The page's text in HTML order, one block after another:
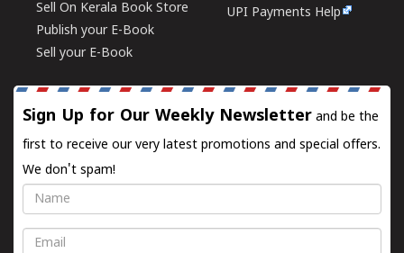
Sell On Kerala Book Store
Publish your E-Book
Sell your E-Book
UPI Payments Help
Sign Up for Our Weekly Newsletter and be the
first to receive our very latest promotions and special offers.
We don't spam!
Name
Email